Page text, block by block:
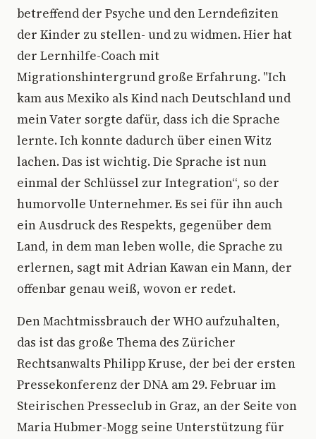
betreffend der Psyche und den Lerndefiziten
der Kinder zu stellen- und zu widmen. Hier hat
der Lernhilfe-Coach mit
Migrationshintergrund große Erfahrung. "Ich
kam aus Mexiko als Kind nach Deutschland und
mein Vater sorgte dafür, dass ich die Sprache
lernte. Ich konnte dadurch über einen Witz
lachen. Das ist wichtig. Die Sprache ist nun
einmal der Schlüssel zur Integration“, so der
humorvolle Unternehmer. Es sei für ihn auch
ein Ausdruck des Respekts, gegenüber dem
Land, in dem man leben wolle, die Sprache zu
erlernen, sagt mit Adrian Kawan ein Mann, der
offenbar genau weiß, wovon er redet.
Den Machtmissbrauch der WHO aufzuhalten,
das ist das große Thema des Züricher
Rechtsanwalts Philipp Kruse, der bei der ersten
Pressekonferenz der DNA am 29. Februar im
Steirischen Presseclub in Graz, an der Seite von
Maria Hubmer-Mogg seine Unterstützung für